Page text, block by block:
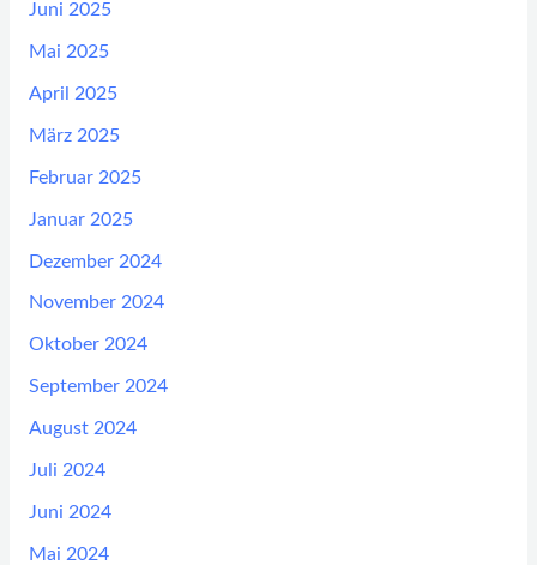
Juni 2025
Mai 2025
April 2025
März 2025
Februar 2025
Januar 2025
Dezember 2024
November 2024
Oktober 2024
September 2024
August 2024
Juli 2024
Juni 2024
Mai 2024